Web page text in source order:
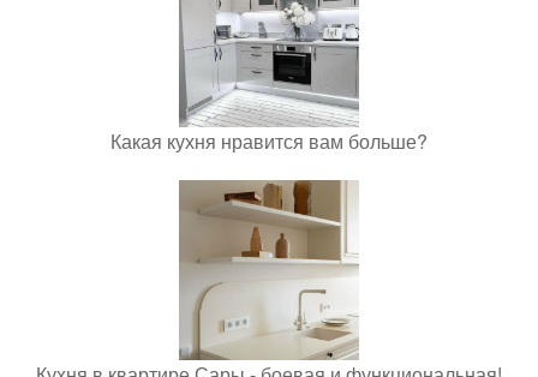
Какая кухня нравится вам больше?